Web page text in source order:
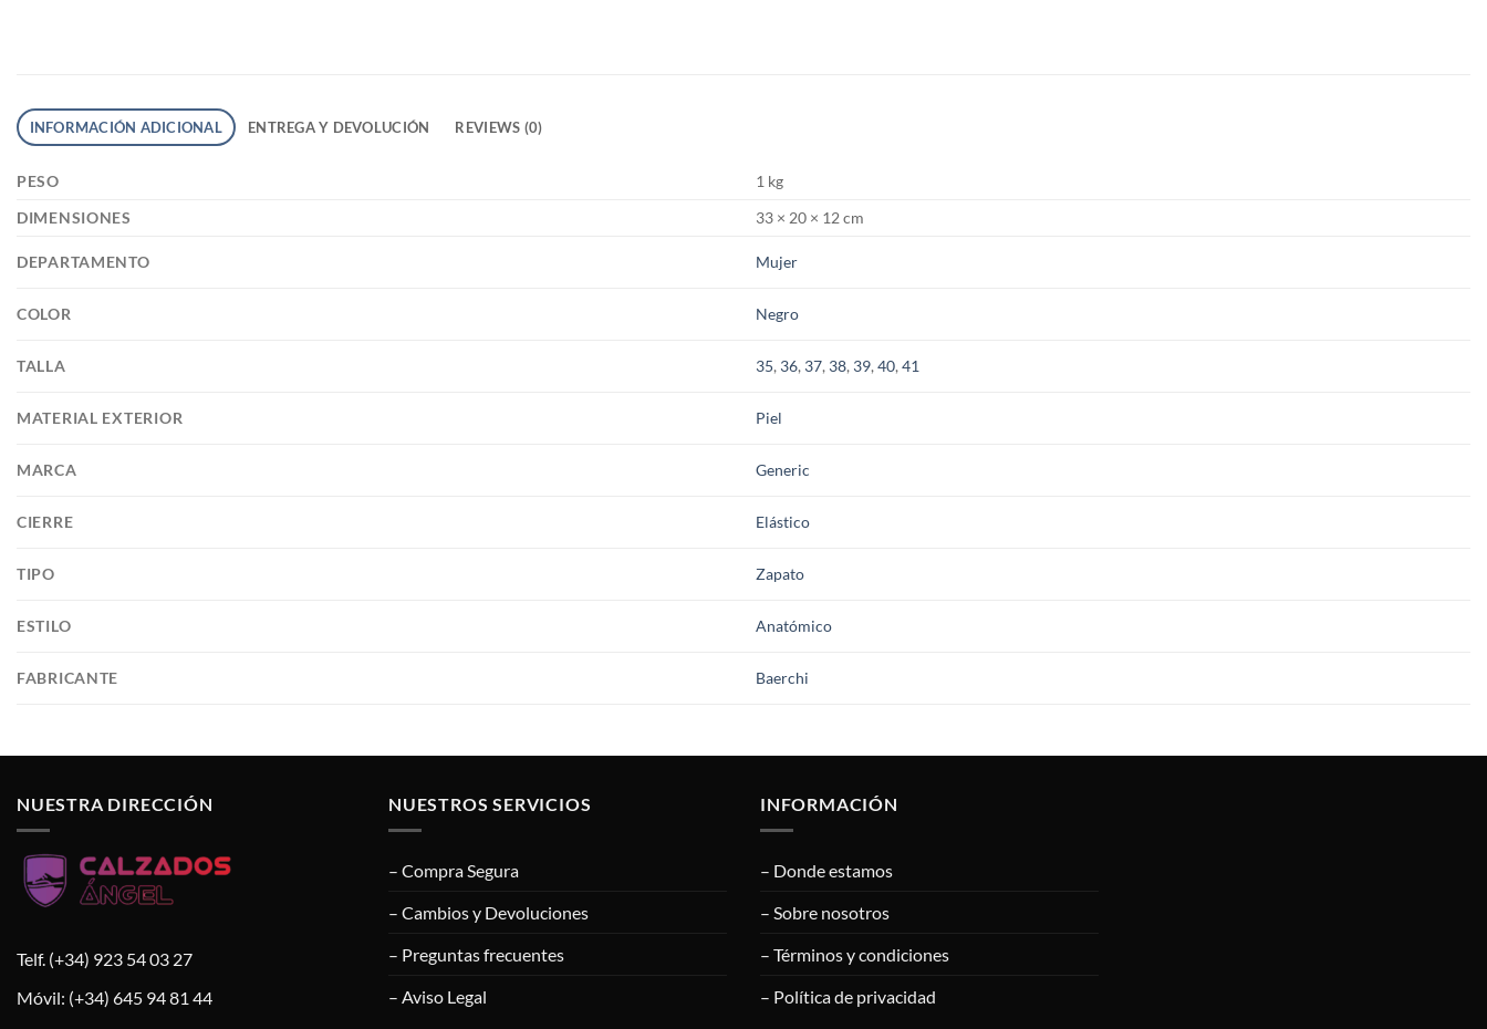
INFORMACIÓN ADICIONAL ENTREGA Y DEVOLUCIÓN REVIEWS (0)
PESO
1 kg
DIMENSIONES
33 × 20 × 12 cm
DEPARTAMENTO Mujer
COLOR Negro
TALLA 35, 36, 37, 38, 39,40,41
MATERIAL EXTERIOR Piel
MARCA Generic
CIERRE Elástico
TIPO Zapato
ESTILO Anatómico
FABRICANTE Baerchi
NUESTRA DIRECCIÓN
Telf. (+34) 923 54 03 27
Móvil: (+34) 645 94 81 44
NUESTROS SERVICIOS
– Compra Segura
– Cambios y Devoluciones
– Preguntas frecuentes
– Aviso Legal
INFORMACIÓN
– Donde estamos
– Sobre nosotros
– Términos y condiciones
– Política de privacidad